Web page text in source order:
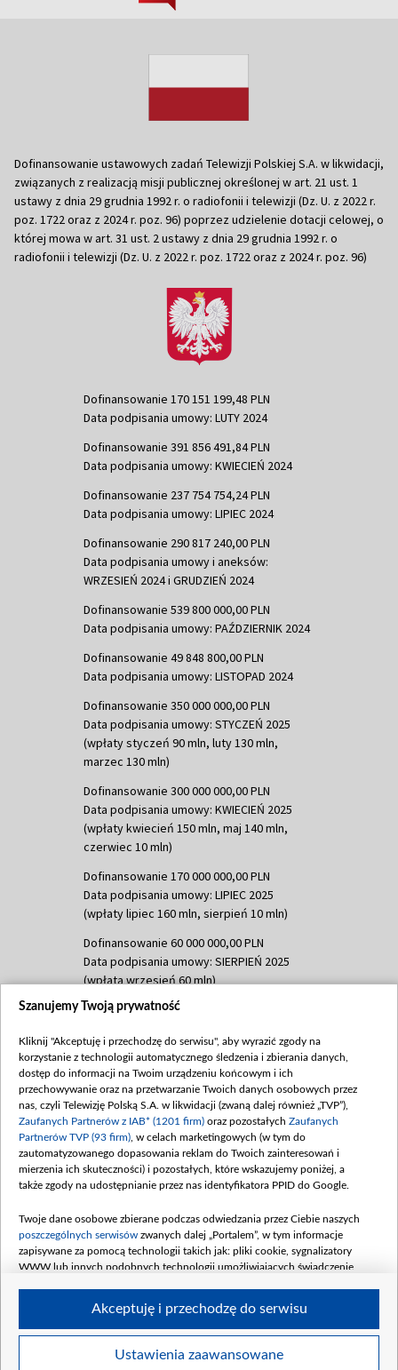
Dofinansowanie ustawowych zadań Telewizji Polskiej S.A. w likwidacji,
związanych z realizacją misji publicznej określonej w art. 21 ust. 1
ustawy z dnia 29 grudnia 1992 r. o radiofonii i telewizji (Dz. U. z 2022 r.
poz. 1722 oraz z 2024 r. poz. 96) poprzez udzielenie dotacji celowej, o
której mowa w art. 31 ust. 2 ustawy z dnia 29 grudnia 1992 r. o
radiofonii i telewizji (Dz. U. z 2022 r. poz. 1722 oraz z 2024 r. poz. 96)
Dofinansowanie 170 151 199,48 PLN
Data podpisania umowy: LUTY 2024
Dofinansowanie 391 856 491,84 PLN
Data podpisania umowy: KWIECIEŃ 2024
Dofinansowanie 237 754 754,24 PLN
Data podpisania umowy: LIPIEC 2024
Dofinansowanie 290 817 240,00 PLN
Data podpisania umowy i aneksów:
WRZESIEŃ 2024 i GRUDZIEŃ 2024
Dofinansowanie 539 800 000,00 PLN
Data podpisania umowy: PAŹDZIERNIK 2024
Dofinansowanie 49 848 800,00 PLN
Data podpisania umowy: LISTOPAD 2024
Dofinansowanie 350 000 000,00 PLN
Data podpisania umowy: STYCZEŃ 2025
(wpłaty styczeń 90 mln, luty 130 mln,
marzec 130 mln)
Dofinansowanie 300 000 000,00 PLN
Data podpisania umowy: KWIECIEŃ 2025
(wpłaty kwiecień 150 mln, maj 140 mln,
czerwiec 10 mln)
Dofinansowanie 170 000 000,00 PLN
Data podpisania umowy: LIPIEC 2025
(wpłaty lipiec 160 mln, sierpień 10 mln)
Dofinansowanie 60 000 000,00 PLN
Data podpisania umowy: SIERPIEŃ 2025
(wpłata wrzesień 60 mln)
Dofinansowanie 635 783 051,21 PLN
(wpłata wrzesień 100 mln, październik 350
mln, listopad 265 mln)
Dofinansowanie 48 862 000,00 PLN
Data podpisania umowy: GRUDZIEŃ 2025
(wpłata grudzień 60,548 mln)
Dofinansowanie 900 000 000,00 PLN
Data podpisania umowy: LUTY 2026 (wpłata
kwiecień 180 mln, 7 maja 180 mln, 8
czerwca 90 mln)
Dofinansowanie 250 000 000,00 PLN
4 sierpnia 250 mln
Szanujemy Twoją prywatność
Kliknij "Akceptuję i przechodzę do serwisu", aby wyrazić zgody na
korzystanie z technologii automatycznego śledzenia i zbierania danych,
dostęp do informacji na Twoim urządzeniu końcowym i ich
przechowywanie oraz na przetwarzanie Twoich danych osobowych przez
nas, czyli Telewizję Polską S.A. w likwidacji (zwaną dalej również „TVP”),
Zaufanych Partnerów z IAB* (1201 firm) oraz pozostałych Zaufanych
Partnerów TVP (93 firm) , w celach marketingowych (w tym do
zautomatyzowanego dopasowania reklam do Twoich zainteresowań i
mierzenia ich skuteczności) i pozostałych, które wskazujemy poniżej, a
także zgody na udostępnianie przez nas identyfikatora PPID do Google.
Twoje dane osobowe zbierane podczas odwiedzania przez Ciebie naszych
poszczególnych serwisów zwanych dalej „Portalem”, w tym informacje
zapisywane za pomocą technologii takich jak: pliki cookie, sygnalizatory
WWW lub innych podobnych technologii umożliwiających świadczenie
Twoje dane osobowe zbierane podczas odwiedzania przez Ciebie
Ustawienia zaawansowane
Akceptuję i przechodzę do serwisu